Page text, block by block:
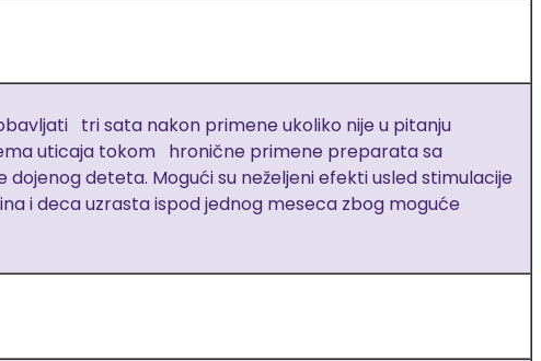
tri sata nakon primene ukoliko nije u pitanju
uticaja tokom hronične primene preparata sa
deteta. Mogući su neželjeni efekti usled stimulacije
i deca uzrasta ispod jednog meseca zbog moguće